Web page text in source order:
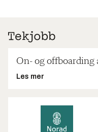
On- og offboarding
Les mer